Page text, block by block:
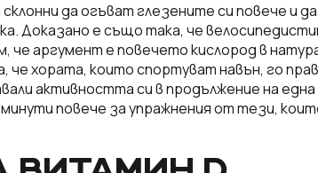
да огъват глезените си повече и
Доказано е също така, че
че аргумент е повечето кислород в
че хората, които спортуват навън, го
активността си в продължение на
минути повече за упражнения от тези,